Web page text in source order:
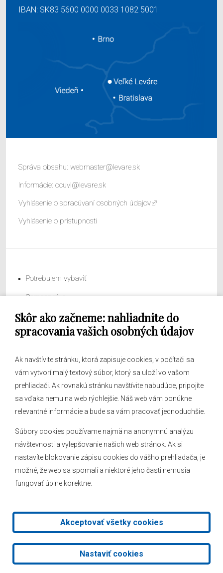
Skôr ako začneme: nahliadnite do
spracovania vašich osobných údajov
Ak navštívite stránku, ktorá zapisuje cookies, v počítači sa
vám vytvorí malý textový súbor, ktorý sa uloží vo vašom
prehliadači. Ak rovnakú stránku navštívite nabudúce, pripojíte
sa vďaka nemu na web rýchlejšie. Náš web vám ponúkne
relevantné informácie a bude sa vám pracovať jednoduchšie.
Súbory cookies používame najmä na anonymnú analýzu
návštevnosti a vylepšovanie našich web stránok. Ak si
nastavíte blokovanie zápisu cookies do vášho prehliadača, je
možné, že web sa spomalí a niektoré jeho časti nemusia
fungovať úplne korektne.
Akceptovať všetky cookies
Nastaviť cookies
IBAN: SK83 5600 0000 0033 1082 5001
Správa obsahu: webmaster@levare.sk
Informácie: ocuvl@levare.sk
Vyhlásenie o spracúvaní osobných údajov
Vyhlásenie o prístupnosti
Potrebujem vybaviť
Samospráva
Obecný úrad
O obci
Hlásenia obecného rozhlasu
Kontakt
Mapa stránok
2026 © Obec Veľké Leváre|Tvorba web stránok
AlejTech, spol. s r.o.